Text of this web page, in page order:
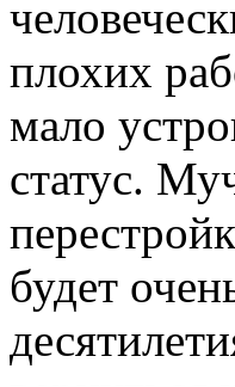
плохих
мало
статус.
будет